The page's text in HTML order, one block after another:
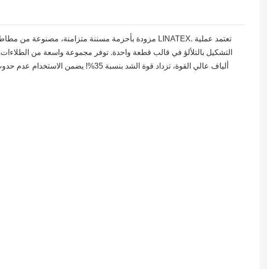
التشكيل بالتلألؤ في قالب قطعة واحدة. توفر مجموعة واسعة من
ألياف عالي القوة، تزداد قوة الشد